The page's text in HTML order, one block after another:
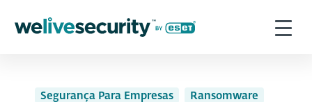
Segurança Para Empresas Ransomware